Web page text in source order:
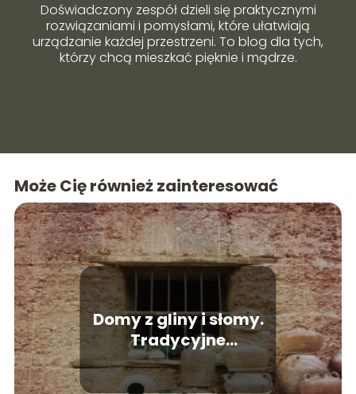
Doświadczony zespół dzieli się praktycznymi
rozwiązaniami i pomysłami, które ułatwiają
urządzanie każdej przestrzeni. To blog dla tych,
którzy chcą mieszkać pięknie i mądrze.
Może Cię również zainteresować
Domy z gliny i słomy.
Tradycyjne
budownictwo we
współczesności